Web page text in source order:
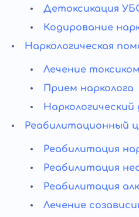
Детоксикация
Кодирование
Наркологическая
Лечение
Прием нарколога
Наркологический
Реабилитационный
Реабилитация
Реабилитация
Реабилитация
Лечение